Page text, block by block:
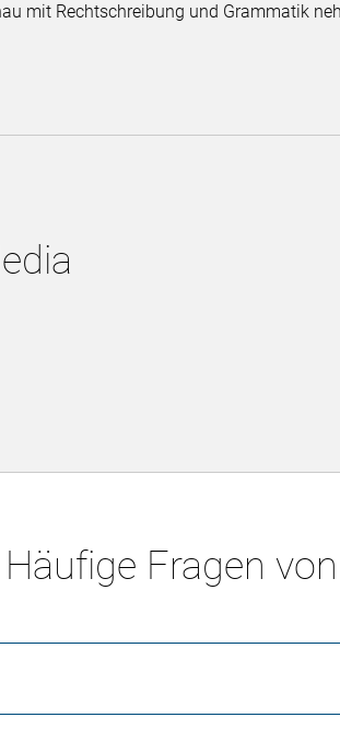
mit Rechtschreibung und Grammatik
Häufige Fragen